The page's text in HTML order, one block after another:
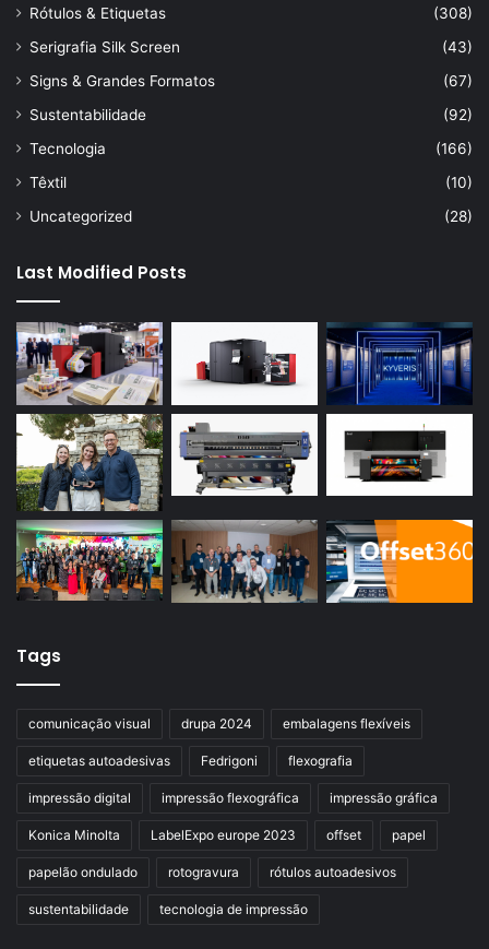
Rótulos & Etiquetas
(308)
Serigrafia Silk Screen
(43)
Signs & Grandes Formatos
(67)
Sustentabilidade
(92)
Tecnologia
(166)
Têxtil
(10)
Uncategorized
(28)
Last Modified Posts
Tags
comunicação visual drupa 2024 embalagens flexíveis
etiquetas autoadesivas Fedrigoni flexografia
impressão digital impressão flexográfica impressão gráfica
Konica Minolta LabelExpo europe 2023 offset papel
papelão ondulado rotogravura rótulos autoadesivos
sustentabilidade tecnologia de impressão